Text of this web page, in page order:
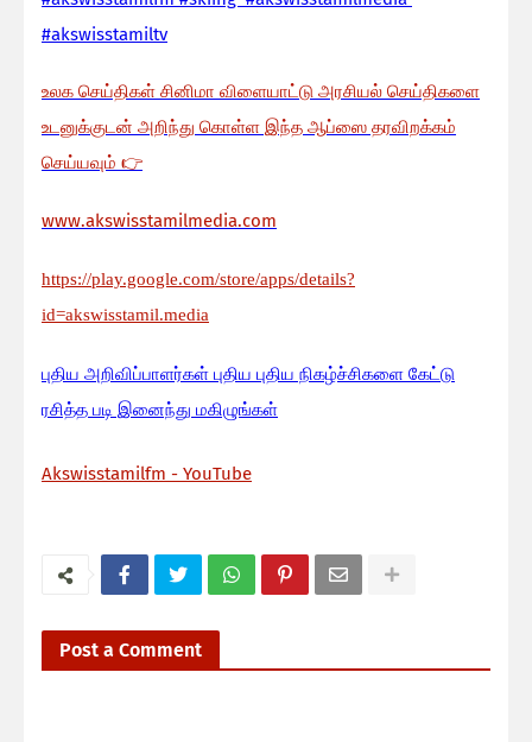
#akswisstamiltv
உலக செய்திகள் சினிமா விளையாட்டு அரசியல் செய்திகளை
உடனுக்குடன் அறிந்து கொள்ள இந்த ஆப்ஸை தரவிறக்கம்
செய்யவும் 👉
www.akswisstamilmedia.com
https://play.google.com/store/apps/details?
id=akswisstamil.media
புதிய அறிவிப்பாளர்கள் புதிய புதிய நிகழ்ச்சிகளை கேட்டு
ரசித்த படி இனைந்து மகிழுங்கள்
Akswisstamilfm - YouTube
Post a Comment